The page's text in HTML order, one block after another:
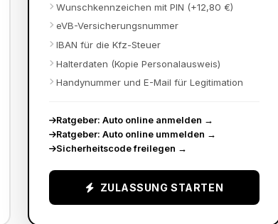
Wunschkennzeichen mit PIN (+12,80 €)
eVB-Versicherungsnummer
IBAN für die Kfz-Steuer
Halterdaten (Kopie Personalausweis)
Handynummer und E-Mail für Legitimation
Ratgeber: Auto online anmelden →
Ratgeber: Auto online ummelden →
Sicherheitscode freilegen →
ZULASSUNG STARTEN